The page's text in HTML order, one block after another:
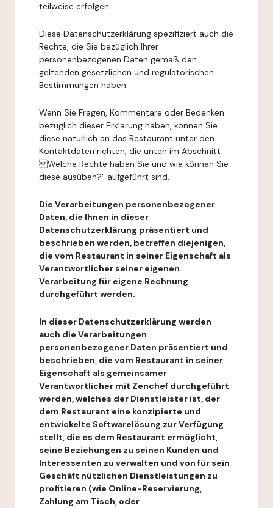
teilweise erfolgen.
Diese Datenschutzerklärung spezifiziert auch die
Rechte, die Sie bezüglich Ihrer
personenbezogenen Daten gemäß den
geltenden gesetzlichen und regulatorischen
Bestimmungen haben.
Wenn Sie Fragen, Kommentare oder Bedenken
bezüglich dieser Erklärung haben, können Sie
diese natürlich an das Restaurant unter den
Kontaktdaten richten, die unten im Abschnitt
Welche Rechte haben Sie und wie können Sie
diese ausüben?" aufgeführt sind.
Die Verarbeitungen personenbezogener
Daten, die Ihnen in dieser
Datenschutzerklärung präsentiert und
beschrieben werden, betreffen diejenigen,
die vom Restaurant in seiner Eigenschaft als
Verantwortlicher seiner eigenen
Verarbeitung für eigene Rechnung
durchgeführt werden.
In dieser Datenschutzerklärung werden
auch die Verarbeitungen
personenbezogener Daten präsentiert und
beschrieben, die vom Restaurant in seiner
Eigenschaft als gemeinsamer
Verantwortlicher mit Zenchef durchgeführt
werden, welches der Dienstleister ist, der
dem Restaurant eine konzipierte und
entwickelte Softwarelösung zur Verfügung
stellt, die es dem Restaurant ermöglicht,
seine Beziehungen zu seinen Kunden und
Interessenten zu verwalten und von für sein
Geschäft nützlichen Dienstleistungen zu
profitieren (wie Online-Reservierung,
Zahlung am Tisch, oder